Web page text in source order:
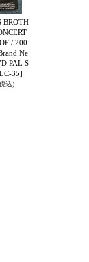
BROTH
/ 200
Ne
PAL S
35]
込)